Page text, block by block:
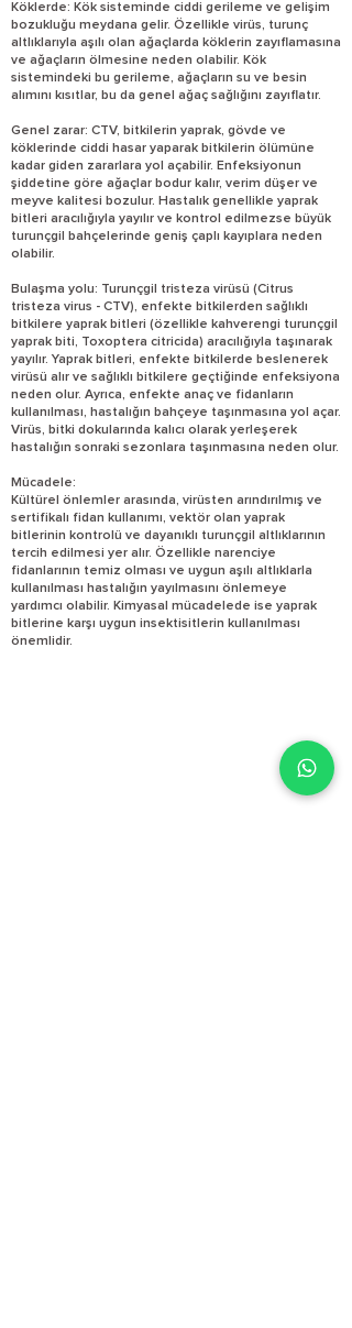
Köklerde: Kök sisteminde ciddi gerileme ve gelişim
bozukluğu meydana gelir. Özellikle virüs, turunç
altlıklarıyla aşılı olan ağaçlarda köklerin zayıflamasına
ve ağaçların ölmesine neden olabilir. Kök
sistemindeki bu gerileme, ağaçların su ve besin
alımını kısıtlar, bu da genel ağaç sağlığını zayıflatır.
Genel zarar: CTV, bitkilerin yaprak, gövde ve
köklerinde ciddi hasar yaparak bitkilerin ölümüne
kadar giden zararlara yol açabilir. Enfeksiyonun
şiddetine göre ağaçlar bodur kalır, verim düşer ve
meyve kalitesi bozulur. Hastalık genellikle yaprak
bitleri aracılığıyla yayılır ve kontrol edilmezse büyük
turunçgil bahçelerinde geniş çaplı kayıplara neden
olabilir.
Bulaşma yolu: Turunçgil tristeza virüsü (Citrus
tristeza virus - CTV), enfekte bitkilerden sağlıklı
bitkilere yaprak bitleri (özellikle kahverengi turunçgil
yaprak biti, Toxoptera citricida) aracılığıyla taşınarak
yayılır. Yaprak bitleri, enfekte bitkilerde beslenerek
virüsü alır ve sağlıklı bitkilere geçtiğinde enfeksiyona
neden olur. Ayrıca, enfekte anaç ve fidanların
kullanılması, hastalığın bahçeye taşınmasına yol açar.
Virüs, bitki dokularında kalıcı olarak yerleşerek
hastalığın sonraki sezonlara taşınmasına neden olur.
Mücadele:
Kültürel önlemler arasında, virüsten arındırılmış ve
sertifikalı fidan kullanımı, vektör olan yaprak
bitlerinin kontrolü ve dayanıklı turunçgil altlıklarının
tercih edilmesi yer alır. Özellikle narenciye
fidanlarının temiz olması ve uygun aşılı altlıklarla
kullanılması hastalığın yayılmasını önlemeye
yardımcı olabilir. Kimyasal mücadelede ise yaprak
bitlerine karşı uygun insektisitlerin kullanılması
önemlidir.